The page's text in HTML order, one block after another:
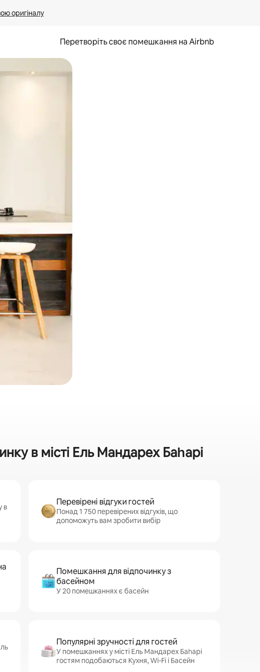
оригіналу
Перетворіть своє помешкання на Airbnb
або жести дотику та гортання.
в місті Ель Мандарех Баһарі
в
Перевірені відгуки гостей
Понад 1 750 перевірених відгуків, що
допоможуть вам зробити вибір
Помешкання для відпочинку з
басейном
У 20 помешканнях є басейн
Популярні зручності для гостей
У помешканнях у місті Ель Мандарех Баһарі
гостям подобаються Кухня, Wi-Fi і Басейн